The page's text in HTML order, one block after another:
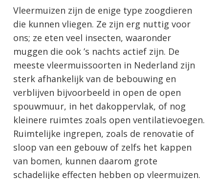
Vleermuizen zijn de enige type zoogdieren
die kunnen vliegen. Ze zijn erg nuttig voor
ons; ze eten veel insecten, waaronder
muggen die ook ’s nachts actief zijn. De
meeste vleermuissoorten in Nederland zijn
sterk afhankelijk van de bebouwing en
verblijven bijvoorbeeld in open de open
spouwmuur, in het dakoppervlak, of nog
kleinere ruimtes zoals open ventilatievoegen.
Ruimtelijke ingrepen, zoals de renovatie of
sloop van een gebouw of zelfs het kappen
van bomen, kunnen daarom grote
schadelijke effecten hebben op vleermuizen.